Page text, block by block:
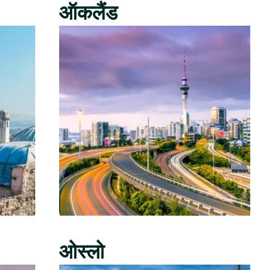
ऑकलैंड
ओस्लो